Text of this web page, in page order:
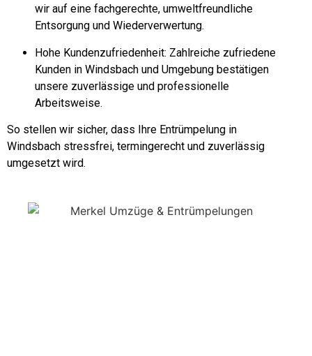
wir auf eine fachgerechte, umweltfreundliche
Entsorgung und Wiederverwertung.
Hohe Kundenzufriedenheit: Zahlreiche zufriedene
Kunden in Windsbach und Umgebung bestätigen
unsere zuverlässige und professionelle
Arbeitsweise.
So stellen wir sicher, dass Ihre Entrümpelung in
Windsbach stressfrei, termingerecht und zuverlässig
umgesetzt wird.